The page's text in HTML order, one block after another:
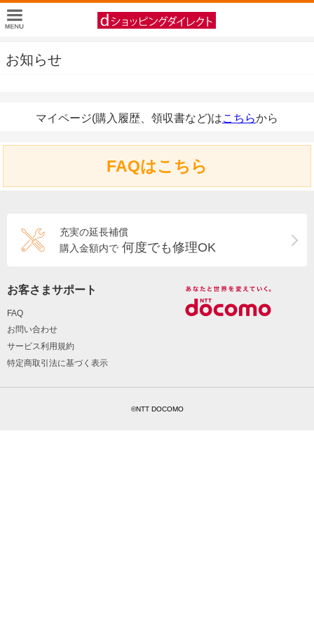
お知らせ
マイページ(購入履歴、領収書など)はこちらから
FAQはこちら
充実の延長補償
購入金額内で 何度でも修理OK
お客さまサポート
FAQ
お問い合わせ
サービス利用規約
特定商取引法に基づく表示
©NTT DOCOMO